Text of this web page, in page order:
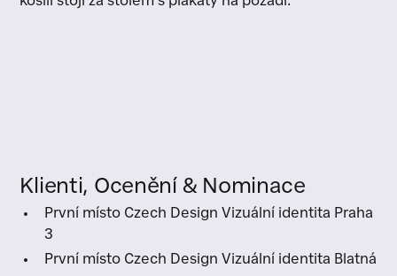
Klienti, Ocenění & Nominace
První místo Czech Design Vizuální identita Praha
3
První místo Czech Design Vizuální identita Blatná